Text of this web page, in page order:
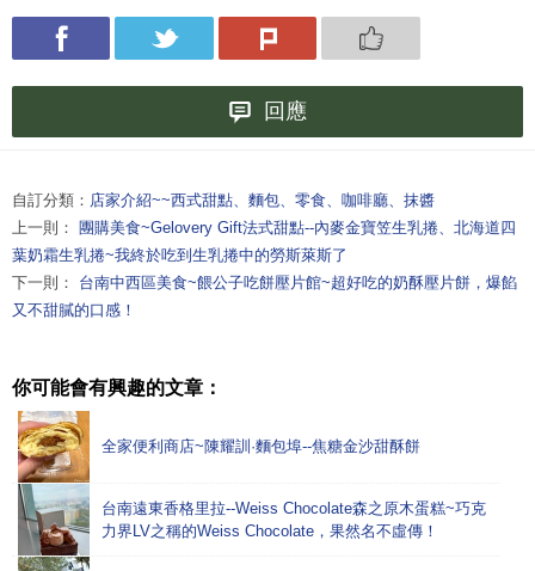
回應
自訂分類： 店家介紹~~西式甜點、麵包、零食、咖啡廳、抹醬
上一則： 團購美食~Gelovery Gift法式甜點--內麥金寶笠生乳捲、北海道四
葉奶霜生乳捲~我終於吃到生乳捲中的勞斯萊斯了
下一則： 台南中西區美食~餵公子吃餅壓片館~超好吃的奶酥壓片餅，爆餡
又不甜膩的口感！
你可能會有興趣的文章：
全家便利商店~陳耀訓·麵包埠--焦糖金沙甜酥餅
台南遠東香格里拉--Weiss Chocolate森之原木蛋糕~巧克
力界LV之稱的Weiss Chocolate，果然名不虛傳！